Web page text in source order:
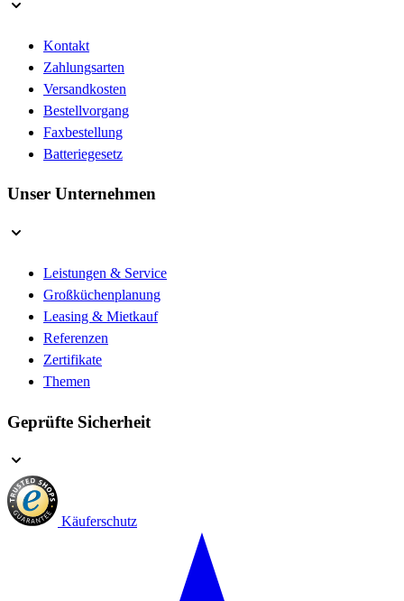
Kontakt
Zahlungsarten
Versandkosten
Bestellvorgang
Faxbestellung
Batteriegesetz
Unser Unternehmen
Leistungen & Service
Großküchenplanung
Leasing & Mietkauf
Referenzen
Zertifikate
Themen
Geprüfte Sicherheit
Käuferschutz